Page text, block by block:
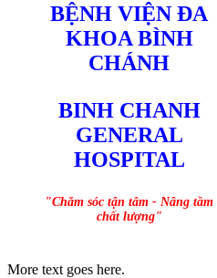
BỆNH VIỆN ĐA
KHOA BÌNH
CHÁNH
BINH CHANH
GENERAL
HOSPITAL
"Chăm sóc tận tâm - Nâng tầm
chất lượng"
More text goes here.